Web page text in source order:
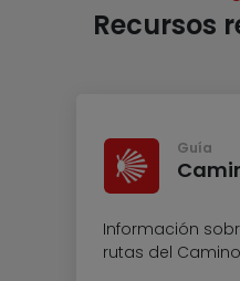
Recursos
Guía
Información
rutas del